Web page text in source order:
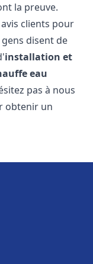
la preuve.
clients pour
disent de
installation et
eau
pas à nous
obtenir un